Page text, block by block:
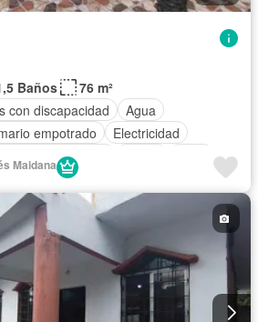
Baños
76 m²
con discapacidad
Agua
empotrado
Electricidad
de guardianía
Sin amoblar
Maidana